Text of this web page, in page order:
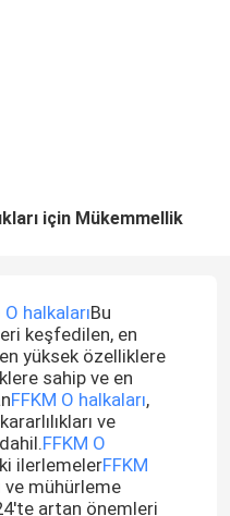
için Mükemmellik
halkalarıBu
keşfedilen, en
yüksek özelliklere
sahip ve en
FFKM O halkaları,
ve
FFKM O
ilerlemelerFFKM
ve mühürleme
artan önemleri